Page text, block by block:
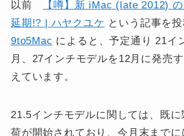
以前
【噂】新 iMac (late 2012)
延期!? | ハヤクユケ という記事を
9to5Mac によると、予定通り 21イ
月、27インチモデルを12月に発売
えています。
21.5インチモデルに関しては、既に
荷が開始されており、今月末まで